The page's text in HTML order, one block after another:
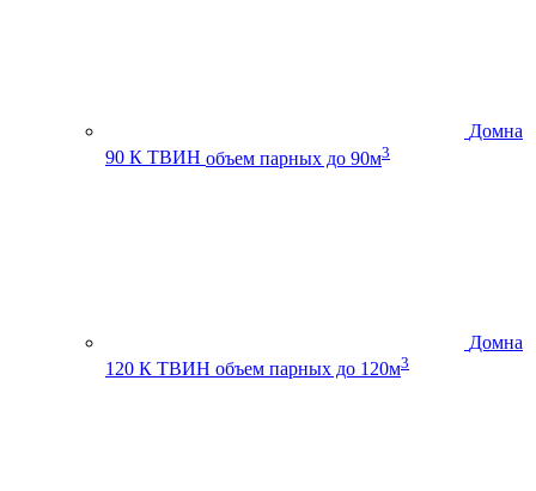
Домна
90 К ТВИН объем парных до 90м3
Домна
120 К ТВИН объем парных до 120м3